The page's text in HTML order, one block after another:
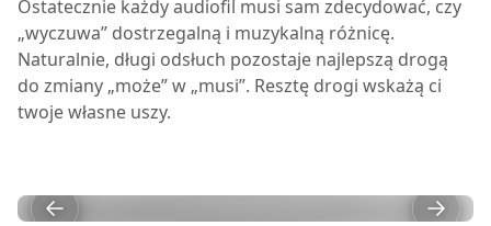
Ostatecznie każdy audiofil musi sam zdecydować, czy
„wyczuwa” dostrzegalną i muzykalną różnicę.
Naturalnie, długi odsłuch pozostaje najlepszą drogą
do zmiany „może” w „musi”. Resztę drogi wskażą ci
twoje własne uszy.